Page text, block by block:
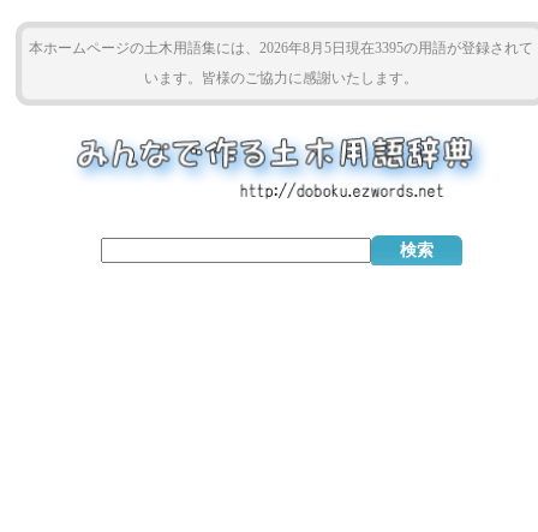
本ホームページの土木用語集には、2026年8月5日現在3395の用語が登録されて
います。皆様のご協力に感謝いたします。